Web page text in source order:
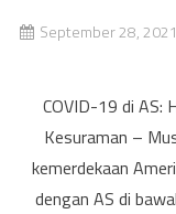
September 28, 2021
COVID-19 di AS:
Kesuraman –
kemerdekaan
dengan AS di